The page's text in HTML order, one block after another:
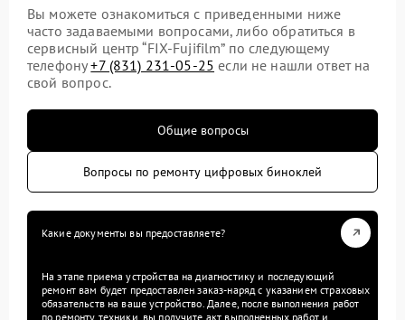
Вы можете ознакомиться с приведенными ниже
часто задаваемыми вопросами, либо обратиться в
сервисный центр “FIX-Fujifilm” по следующему
телефону+7 (831) 231-05-25 если не нашли ответ на
свой вопрос.
Общие вопросы
Вопросы по ремонту цифровых биноклей
Какие документы вы предоставляете?
На этапе приема устройства на диагностику и последующий
ремонт вам будет предоставлен заказ-наряд с указанием страховых
обязательств на ваше устройство. Далее, после выполнения работ
по ремонту техники, вы получите акт выполненных работ и